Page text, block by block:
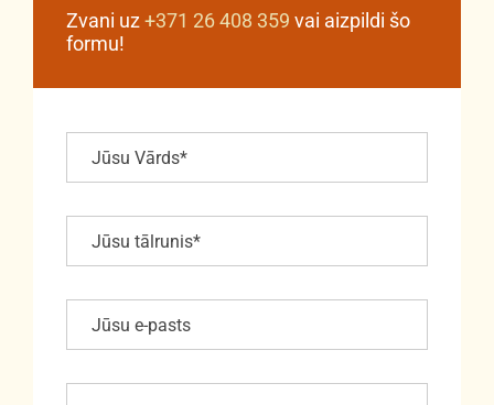
Zvani uz+371 26 408 359 vai aizpildi šo
formu!